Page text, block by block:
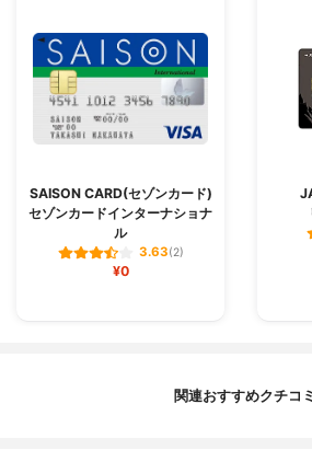
SAISON CARD(セゾンカード)
セゾンカードインターナショナ
ル
3.63(2)
¥0
関連おすすめクチコミ